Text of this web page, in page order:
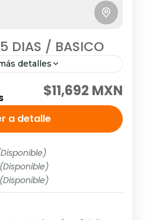
DIAS / BASICO
detalles
DOMINGO)
Guatemala, Lago de
Mercado de
Ciudad de Guatemala
vigentes hasta el 10 de
$11,692 MXN
a detalle
(Disponible)
(Disponible)